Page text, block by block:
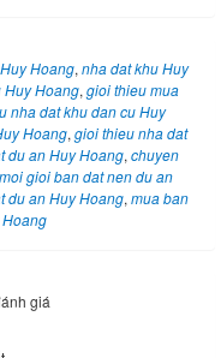
Hoang, nha dat khu Huy
Huy Hoang, gioi thieu mua
nha dat khu dan cu Huy
Hoang, gioi thieu nha dat
du an Huy Hoang, chuyen
gioi ban dat nen du an
du an Huy Hoang, mua ban
giá